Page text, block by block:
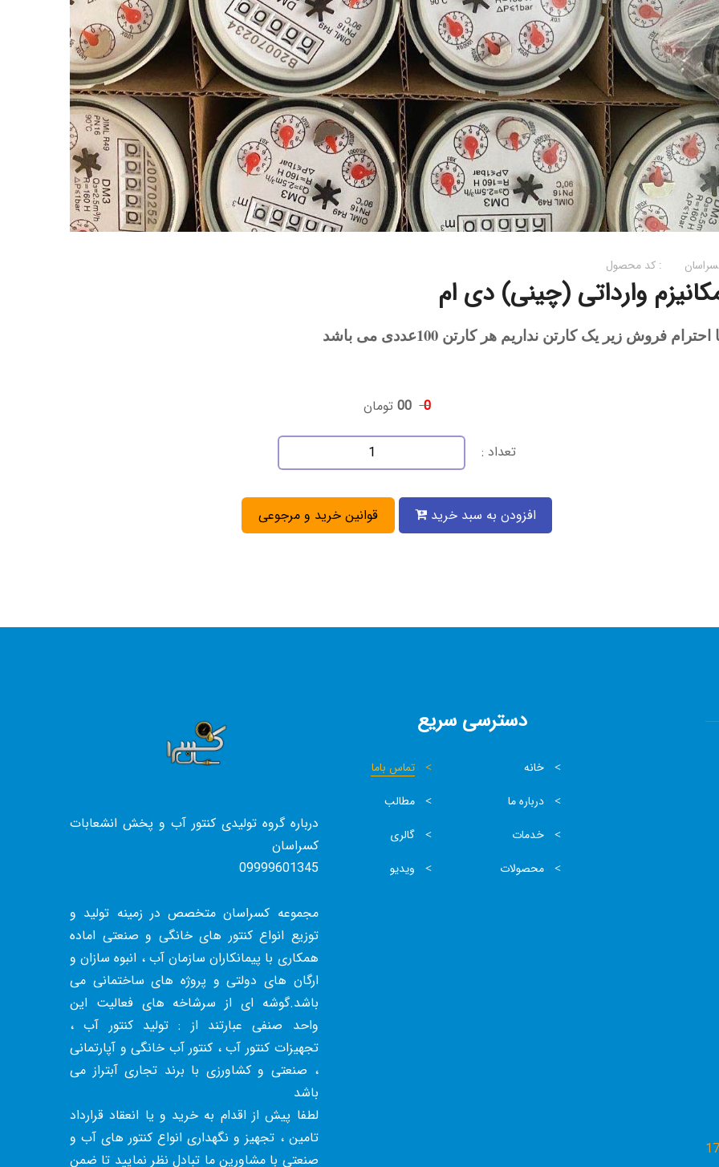
کد محصول :
وارداتی (چینی) دی ام
احترام فروش زیر یک کارتن نداریم هر کارتن 100عددی می باشد
0
00 تومان
تعداد :
افزودن به سبد خرید قوانین خرید و مرجوعی
درباره گروه تولیدی کنتور آب و پخش انشعابات
کسراسان
09999601345
مجموعه کسراسان متخصص در زمینه تولید و
توزیع انواع کنتور های خانگی و صنعتی اماده
همکاری با پیمانکاران سازمان آب ، انبوه سازان و
ارگان های دولتی و پروژه های ساختمانی می
باشد.گوشه ای از سرشاخه های فعالیت این
واحد صنفی عبارتند از : تولید کنتور آب ،
تجهیزات کنتور آب ، کنتور آب خانگی و آپارتمانی
، صنعتی و کشاورزی با برند تجاری آبتراز می
باشد
لطفا پیش از اقدام به خرید و یا انعقاد قرارداد
تامین ، تجهیز و نگهداری انواع کنتور های آب و
صنعتی با مشاورین ما تبادل نظر نمایید تا ضمن
دسترسی سریع
خانه
تماس باما
درباره ما
مطالب
خدمات
گالری
محصولات
ویدیو